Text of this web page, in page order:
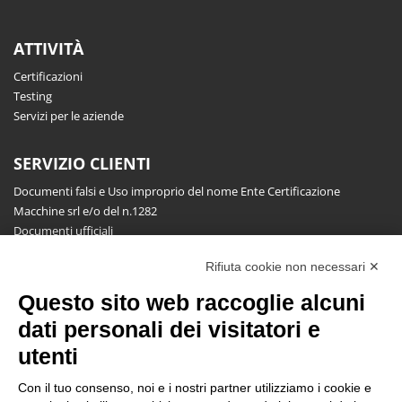
ATTIVITÀ
Certificazioni
Testing
Servizi per le aziende
SERVIZIO CLIENTI
Documenti falsi e Uso improprio del nome Ente Certificazione
Macchine srl e/o del n.1282
Documenti ufficiali
NEWSLETTER
Resta aggiornato gratuitamente su tutte le novità.
Rifiuta cookie non necessari ✕
Questo sito web raccoglie alcuni
dati personali dei visitatori e
utenti
Con il tuo consenso, noi e i nostri partner utilizziamo i cookie e